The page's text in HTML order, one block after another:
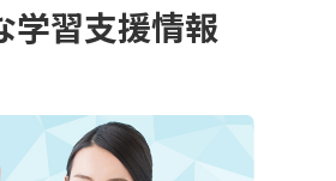
学習支援情報